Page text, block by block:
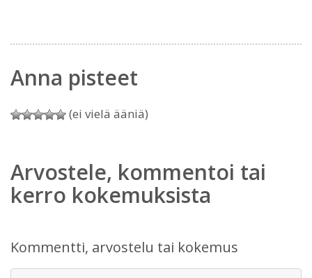
Anna pisteet
(ei vielä ääniä)
Arvostele, kommentoi tai
kerro kokemuksista
Kommentti, arvostelu tai kokemus